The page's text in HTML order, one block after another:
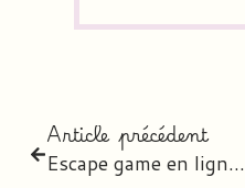
Article précédent
Escape game en ligne Cycle 3